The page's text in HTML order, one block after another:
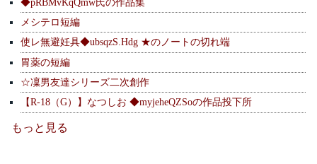
メシテロ短編
使レ無避妊具◆ubsqzS.Hdg ★のノートの切れ端
胃薬の短編
☆凜男友達シリーズ二次創作
【R-18（G）】なつしお ◆myjeheQZSoの作品投下所
もっと見る